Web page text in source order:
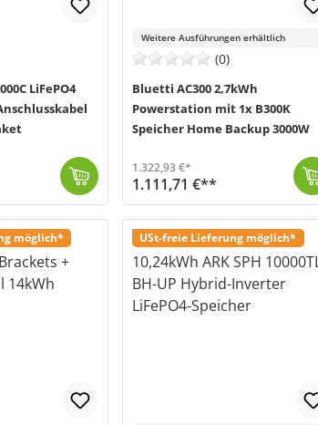
LiFePO4
Weitere Ausführungen erhältlich
(0)
Bluetti AC300 2,7kWh
Powerstation mit 1x B300K
Speicher Home Backup 3000W
1.322,93 €*
1.111,71 €**
möglich* USt-freie Lieferung möglich*